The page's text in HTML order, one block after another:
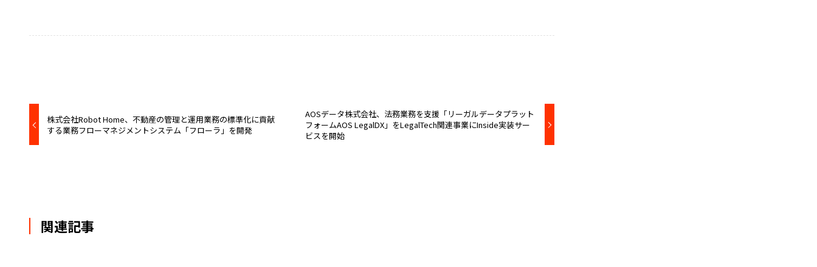
株式会社Robot Home、不動産の管理と運用業務の標準化に貢献
する業務フローマネジメントシステム「フローラ」を開発
AOSデータ株式会社、法務業務を支援「リーガルデータプラット
フォームAOS LegalDX」をLegalTech関連事業にInside実装サー
ビスを開始
関連記事